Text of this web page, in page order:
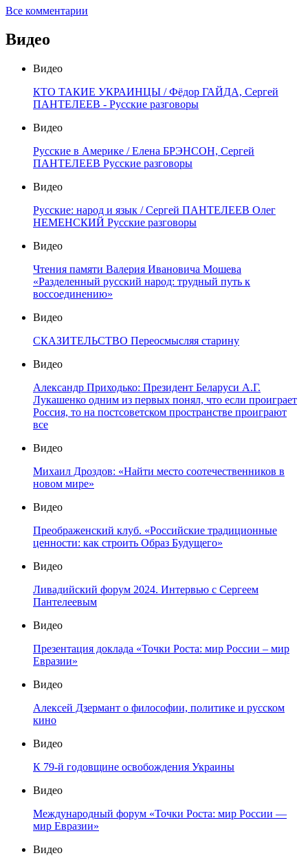
Все комментарии
Видео
Видео
КТО ТАКИЕ УКРАИНЦЫ / Фёдор ГАЙДА, Сергей
ПАНТЕЛЕЕВ - Русские разговоры
Видео
Русские в Америке / Елена БРЭНСОН, Сергей
ПАНТЕЛЕЕВ Русские разговоры
Видео
Русские: народ и язык / Сергей ПАНТЕЛЕЕВ Олег
НЕМЕНСКИЙ Русские разговоры
Видео
Чтения памяти Валерия Ивановича Мошева
«Разделенный русский народ: трудный путь к
воссоединению»
Видео
СКАЗИТЕЛЬСТВО Переосмысляя старину
Видео
Александр Приходько: Президент Беларуси А.Г.
Лукашенко одним из первых понял, что если проиграет
Россия, то на постсоветском пространстве проиграют
все
Видео
Михаил Дроздов: «Найти место соотечественников в
новом мире»
Видео
Преображенский клуб. «Российские традиционные
ценности: как строить Образ Будущего»
Видео
Ливадийский форум 2024. Интервью с Сергеем
Пантелеевым
Видео
Презентация доклада «Точки Роста: мир России – мир
Евразии»
Видео
Алексей Дзермант о философии, политике и русском
кино
Видео
К 79-й годовщине освобождения Украины
Видео
Международный форум «Точки Роста: мир России —
мир Евразии»
Видео